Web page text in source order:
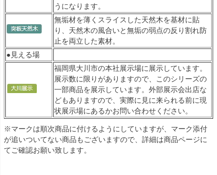
うになります。
無垢材を薄くスライスした天然木を基材に貼
り、天然木の風合いと無垢の弱点の反り割れ防
止を両立した素材。
●見える場
福岡県大川市の本社展示場に展示しています。
展示数に限りがありますので、このシリーズの
一部商品を展示しています。外部展示会出店な
どもありますので、実際に見に来られる前に現
状展示場にあるかお問い合わせください。
※マークは順次商品に付けるようにしていますが、マーク添付
が追いついてない商品もございますので、詳細は商品ページに
てご確認お願い致します。